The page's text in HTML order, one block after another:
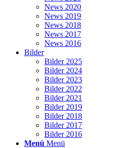
News 2020
News 2019
News 2018
News 2017
News 2016
Bilder
Bilder 2025
Bilder 2024
Bilder 2023
Bilder 2022
Bilder 2021
Bilder 2019
Bilder 2018
Bilder 2017
Bilder 2016
Menü Menü